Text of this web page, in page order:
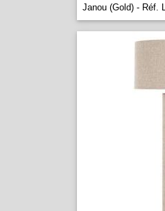
Janou (Gold) - Réf.